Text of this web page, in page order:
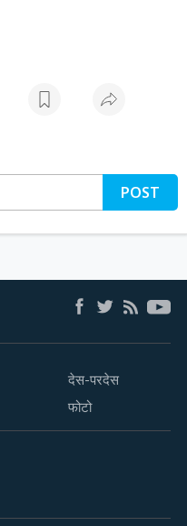
POST
देस-परदेस
फोटो